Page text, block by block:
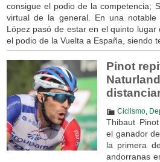
consigue el podio de la competencia;
virtual de la general. En una notable
López pasó de estar en el quinto
el podio de la Vuelta a España, siendo
Pinot
Ciclismo,
Thibaut
el ganador
la primera
andorranas